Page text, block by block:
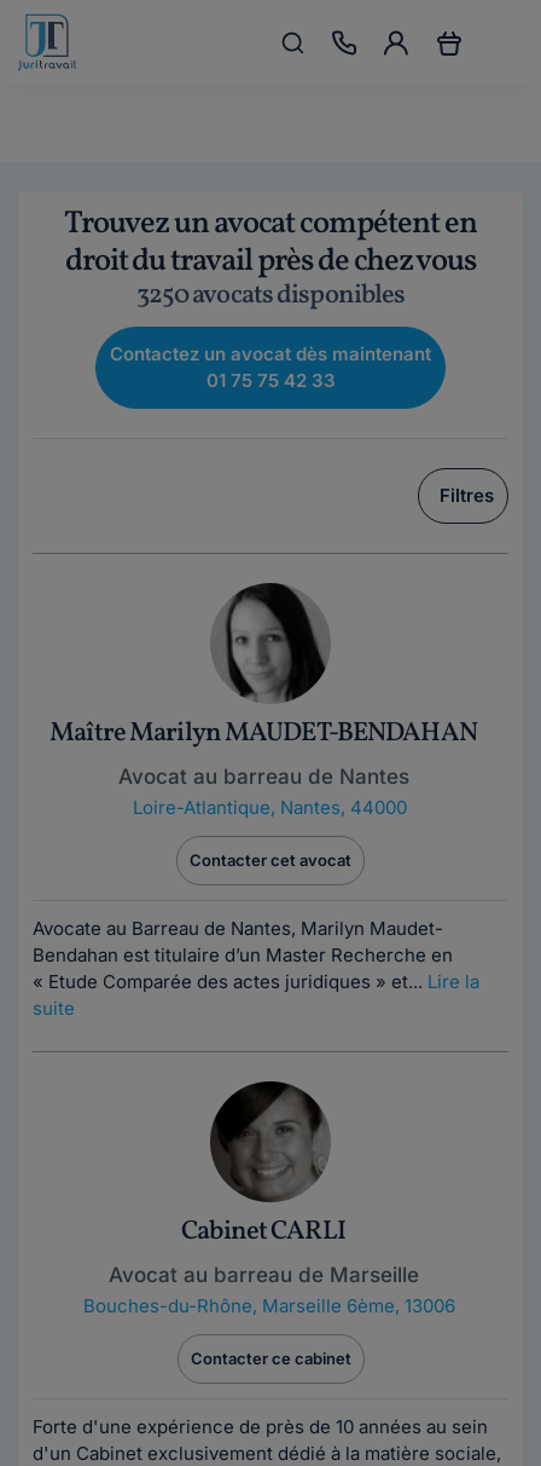
Trouvez un avocat compétent en
droit du travail près de chez vous
3250 avocats disponibles
Contactez un avocat dès maintenant
01 75 75 42 33
Filtres
Maître Marilyn MAUDET-BENDAHAN
Avocat au barreau de Nantes
Loire-Atlantique, Nantes, 44000
Contacter cet avocat
Avocate au Barreau de Nantes, Marilyn Maudet-
Bendahan est titulaire d’un Master Recherche en
« Etude Comparée des actes juridiques » et... Lire la
suite
Cabinet CARLI
Avocat au barreau de Marseille
Bouches-du-Rhône, Marseille 6ème, 13006
Contacter ce cabinet
Forte d'une expérience de près de 10 années au sein
d'un Cabinet exclusivement dédié à la matière sociale,